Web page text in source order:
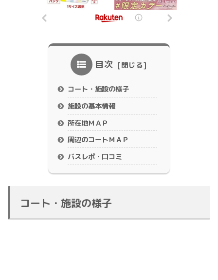
目次
コート・施設の様子
施設の基本情報
所在地ＭＡＰ
周辺のコートＭＡＰ
バスレポ・口コミ
コート・施設の様子